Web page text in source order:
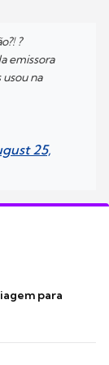
?
emissora
na
25,
para